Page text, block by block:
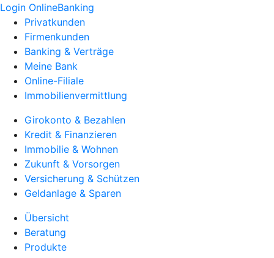
Login OnlineBanking
Privatkunden
Firmenkunden
Banking & Verträge
Meine Bank
Online-Filiale
Immobilienvermittlung
Girokonto & Bezahlen
Kredit & Finanzieren
Immobilie & Wohnen
Zukunft & Vorsorgen
Versicherung & Schützen
Geldanlage & Sparen
Übersicht
Beratung
Produkte